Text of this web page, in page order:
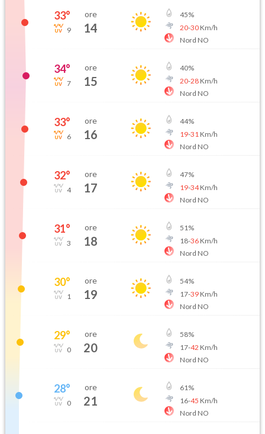
33°
9
ore
14
45%
20-30Km/h
Nord NO
34°
7
ore
15
40%
20-28Km/h
Nord NO
33°
6
ore
16
44%
19-31 Km/h
Nord NO
32°
4
ore
17
47%
19-34Km/h
Nord NO
31°
3
ore
18
51%
18-36Km/h
Nord NO
30°
1
ore
19
54%
17-39Km/h
Nord NO
29°
0
ore
20
58%
17-42 Km/h
Nord NO
28°
0
ore
21
61%
16-45 Km/h
Nord NO